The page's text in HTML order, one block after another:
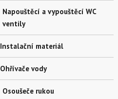
Napouštěcí a vypouštěcí WC
ventily
Instalační materiál
Ohřívače vody
Osoušeče rukou